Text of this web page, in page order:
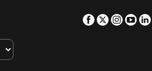
รม
Kamifurano, ฮอกไกโด โรงแรม
Facebook
Twitter